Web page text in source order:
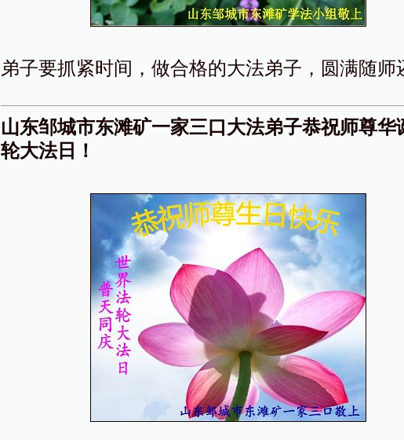
弟子要抓紧时间，做合格的大法弟子，圆满随师
山东邹城市东滩矿一家三口大法弟子恭祝师尊华
轮大法日！